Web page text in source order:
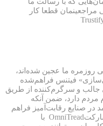
مراجعینمان قطعا کار
روزمره ما عجین شده‌اند،
فیتنس فراهم‌شده
جالب و سرگرم‌کننده از طریق
مردم دارد، ضمن آنکه
صنایع رقابت‌آمیز فراهم
می‌کند. نمونه خوبی از این روش مشارکتOmniTread با